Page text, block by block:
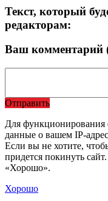
Текст, который
редакторам:
Ваш комментарий
Отправить
Для функционирования
данные о вашем IP-
Если вы не хотите,
придется покинуть
«Хорошо».
Хорошо